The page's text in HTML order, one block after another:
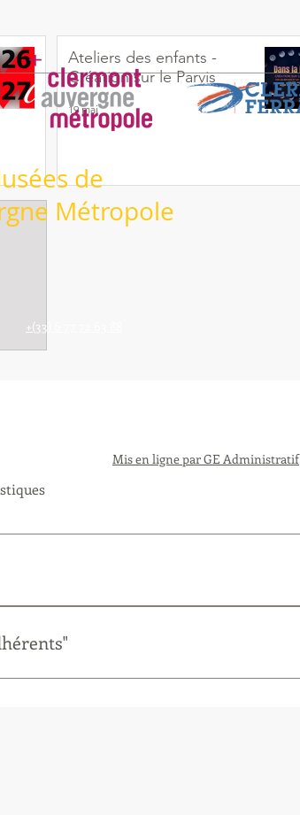
Ateliers des enfants -
Création sur le Parvis
19 mai
de
Métropole
+(33) 6 77 72 63 88
Mis en ligne par GE Administratif